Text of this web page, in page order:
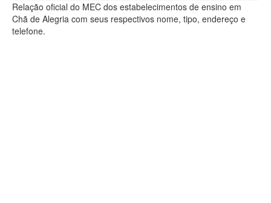
Relação oficial do MEC dos estabelecimentos de ensino em
Chã de Alegria com seus respectivos nome, tipo, endereço e
telefone.